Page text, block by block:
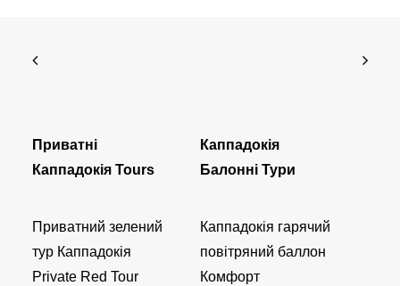
Приватні
Каппадокія Tours
Приватний зелений
тур Каппадокія
Private Red Tour
Каппадокія
Балонні Тури
Каппадокія гарячий
повітряний баллон
Комфорт